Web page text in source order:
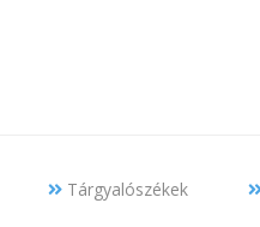
Tárgyalószékek